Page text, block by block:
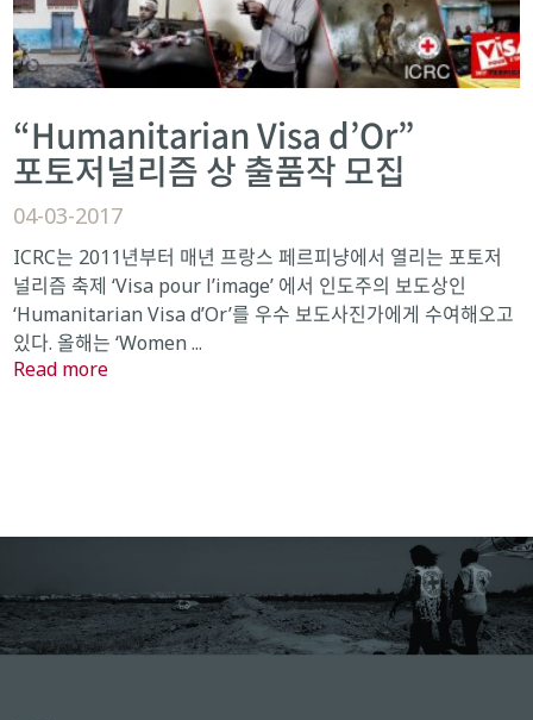
“Humanitarian Visa d’Or”
포토저널리즘 상 출품작 모집
04-03-2017
ICRC는 2011년부터 매년 프랑스 페르피냥에서 열리는 포토저
널리즘 축제 ‘Visa pour l’image’ 에서 인도주의 보도상인
‘Humanitarian Visa d’Or’를 우수 보도사진가에게 수여해오고
있다. 올해는 ‘Women ...
Read more